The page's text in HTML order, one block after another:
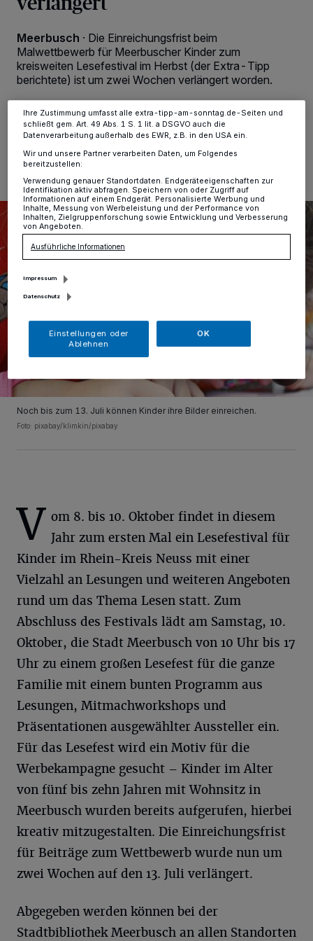
Meerbusch · Die Einreichungsfrist beim
Malwettbewerb für Meerbuscher Kinder zum
kreisweiten Lesefestival im Herbst (der Extra-Tipp
berichtete) ist um zwei Wochen verlängert worden.
01.07.2026 , 10:00 Uhr 2 Minuten Lesezeit
Noch bis zum 13. Juli können Kinder ihre Bilder einreichen.
Foto: pixabay/klimkin/pixabay
V om 8. bis 10. Oktober findet in diesem
Jahr zum ersten Mal ein Lesefestival für
Kinder im Rhein-Kreis Neuss mit einer
Vielzahl an Lesungen und weiteren Angeboten
rund um das Thema Lesen statt. Zum
Abschluss des Festivals lädt am Samstag, 10.
Oktober, die Stadt Meerbusch von 10 Uhr bis 17
Uhr zu einem großen Lesefest für die ganze
Familie mit einem bunten Programm aus
Lesungen, Mitmachworkshops und
Präsentationen ausgewählter Aussteller ein.
Für das Lesefest wird ein Motiv für die
Werbekampagne gesucht – Kinder im Alter
von fünf bis zehn Jahren mit Wohnsitz in
Meerbusch wurden bereits aufgerufen, hierbei
kreativ mitzugestalten. Die Einreichungsfrist
für Beiträge zum Wettbewerb wurde nun um
zwei Wochen auf den 13. Juli verlängert.
Abgegeben werden können bei der
Stadtbibliothek Meerbusch an allen Standorten
Tracking-Technologien für die unter „Wir und unsere Partner
verarbeiten Daten, um Ihnen Dienste bereitzustellen“ aufgeführten
Anzeigen möglicherweise nicht mehr so relevant für Sie. Sie können
dieses Menü jederzeit wieder aufrufen, um Ihre Einstellungen zu
ändern oder Ihre Einwilligung zu widerrufen, indem Sie auf den Link
Einstellungen oder Ablehnen am unteren Rand der Webseite klicken.
Ihre Einstellungen gelten innerhalb unseres Website. Weitere
Ihre Zustimmung umfasst alle extra-tipp-am-sonntag.de-Seiten und
schließt gem. Art. 49 Abs. 1 S. 1 lit. a DSGVO auch die
Datenverarbeitung außerhalb des EWR, z.B. in den USA ein.
Wir und unsere Partner verarbeiten Daten, um Folgendes
bereitzustellen:
Verwendung genauer Standortdaten. Endgeräteeigenschaften zur
Identifikation aktiv abfragen. Speichern von oder Zugriff auf
Informationen auf einem Endgerät. Personalisierte Werbung und
Inhalte, Messung von Werbeleistung und der Performance von
Inhalten, Zielgruppenforschung sowie Entwicklung und Verbesserung
von Angeboten.
Ausführliche Informationen
Impressum
Datenschutz
Einstellungen oder
Ablehnen
OK